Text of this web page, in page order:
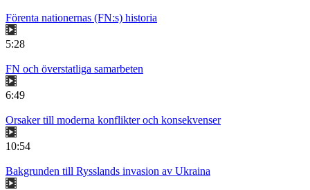
Förenta nationernas (FN:s) historia
5:28
FN och överstatliga samarbeten
6:49
Orsaker till moderna konflikter och konsekvenser
10:54
Bakgrunden till Rysslands invasion av Ukraina